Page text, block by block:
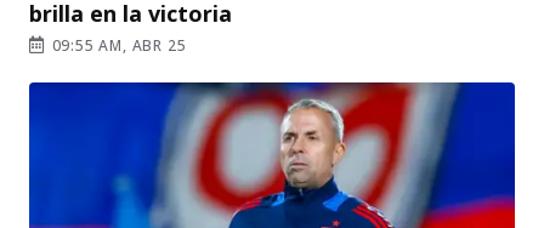
brilla en la victoria
09:55 AM, ABR 25